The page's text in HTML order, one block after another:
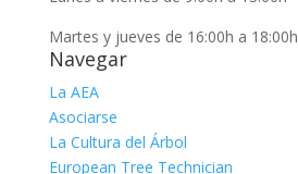
Martes y jueves de 16:00h a 18:00h
Navegar
La AEA
Asociarse
La Cultura del Árbol
European Tree Technician